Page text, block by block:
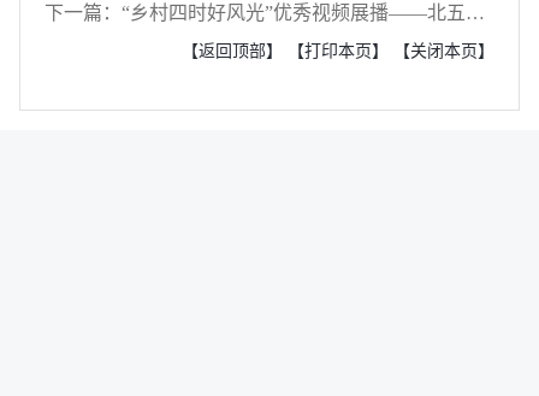
下一篇：“乡村四时好风光”优秀视频展播——北五岔镇
【返回顶部】 【打印本页】 【关闭本页】